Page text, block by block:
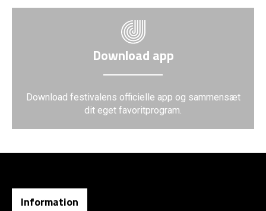
Download app
Download festivalens officielle app og sammensæt
dit eget favoritprogram.
Information